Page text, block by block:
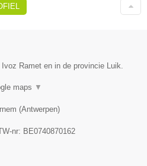
Ramet en in de provincie Luik.
maps ▼
(Antwerpen)
nr: BE0740870162